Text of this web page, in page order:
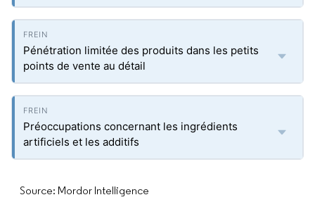
Pénétration limitée des produits dans les petits
points de vente au détail
Préoccupations concernant les ingrédients
artificiels et les additifs
Source: Mordor Intelligence